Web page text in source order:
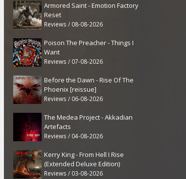
Armored Saint - Emotion Factory
Reset
Reviews / 08-08-2026
Poison The Preacher - Things I
Want
Reviews / 07-08-2026
Before the Dawn - Rise Of The
Phoenix [reissue]
Reviews / 06-08-2026
The Medea Project - Akkadian
Artefacts
Reviews / 04-08-2026
Kerry King - From Hell I Rise
(Extended Deluxe Edition)
Reviews / 03-08-2026